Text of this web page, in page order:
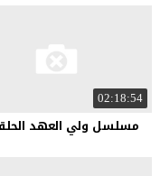
02:18:54
مسلسل ولي العهد الحلقة